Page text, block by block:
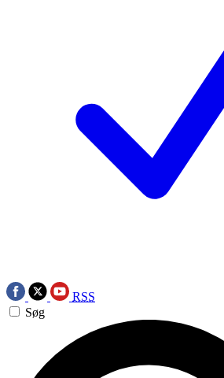
RSS
Søg